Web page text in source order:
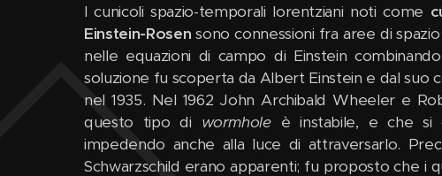
I cunicoli spazio-temporali lorentziani noti come
Einstein-Rosen sono connessioni fra aree di
nelle equazioni di campo di Einstein
soluzione fu scoperta da Albert Einstein e dal suo
nel 1935. Nel 1962 John Archibald Wheeler e
questo tipo di wormholeè instabile, e che si
impedendo anche alla luce di attraversarlo.
Schwarzschild erano apparenti; fu proposto che i